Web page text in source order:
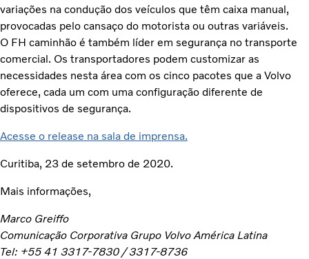
variações na condução dos veículos que têm caixa manual,
provocadas pelo cansaço do motorista ou outras variáveis.
O FH caminhão é também líder em segurança no transporte
comercial. Os transportadores podem customizar as
necessidades nesta área com os cinco pacotes que a Volvo
oferece, cada um com uma configuração diferente de
dispositivos de segurança.
Acesse o release na sala de imprensa.
Curitiba, 23 de setembro de 2020.
Mais informações,
Marco Greiffo
Comunicação Corporativa Grupo Volvo América Latina
Tel: +55 41 3317-7830 / 3317-8736